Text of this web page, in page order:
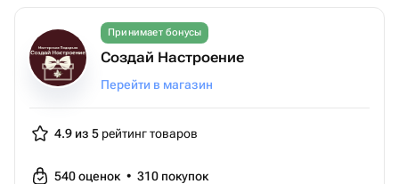
Принимает бонусы
Создай Настроение
Перейти в магазин
4.9 из 5 рейтинг товаров
540оценок • 310 покупок